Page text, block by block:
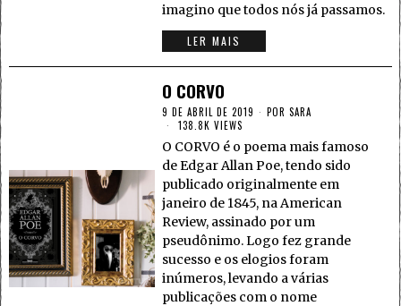
imagino que todos nós já passamos.
LER MAIS
O CORVO
9 DE ABRIL DE 2019 PORSARA
138.8K VIEWS
O CORVO é o poema mais famoso
de Edgar Allan Poe, tendo sido
publicado originalmente em
janeiro de 1845, na American
Review, assinado por um
pseudônimo. Logo fez grande
sucesso e os elogios foram
inúmeros, levando a várias
publicações com o nome